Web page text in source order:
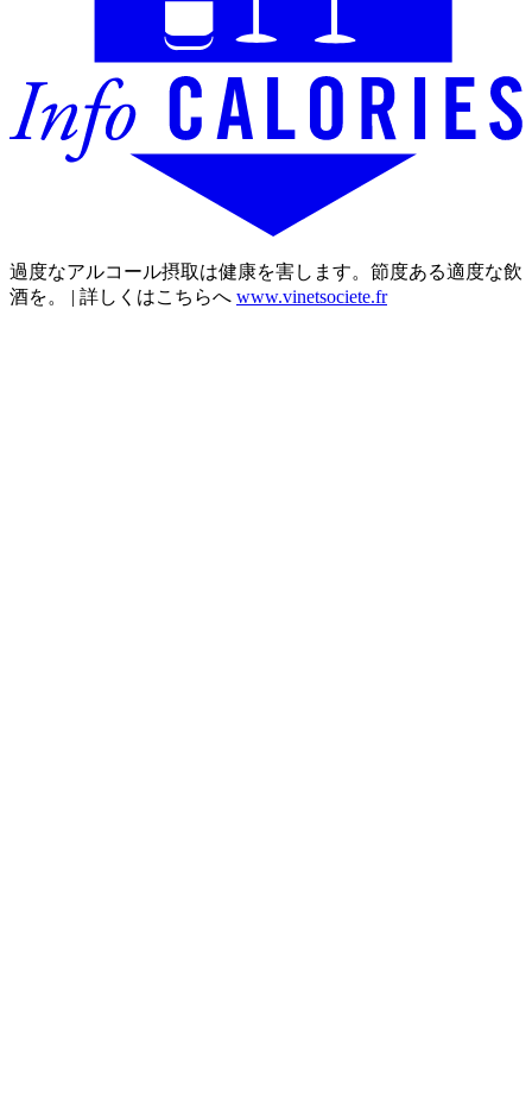
過度なアルコール摂取は健康を害します。節度ある適度な飲
酒を。 | 詳しくはこちらへ www.vinetsociete.fr